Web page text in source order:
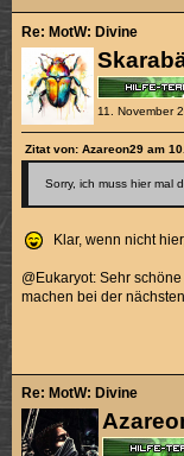
11. November
Re: MotW: Divine
Zitat von: Azareon29 am
Sorry, ich muss hier mal
Klar, wenn nicht
@Eukaryot: Sehr
machen bei der
Re: MotW: Divine